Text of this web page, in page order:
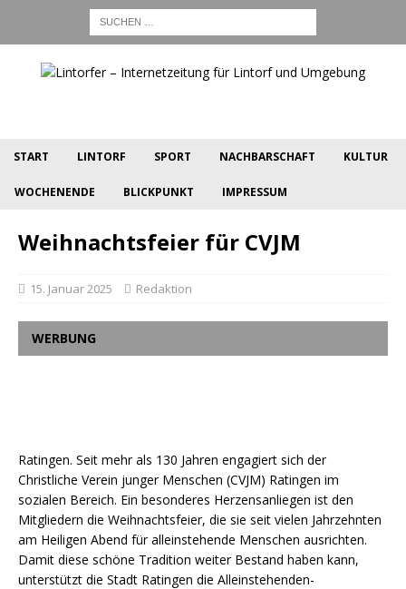
START LINTORF SPORT NACHBARSCHAFT KULTUR
WOCHENENDE BLICKPUNKT IMPRESSUM
Weihnachtsfeier für CVJM
15. Januar 2025 Redaktion
WERBUNG
Ratingen. Seit mehr als 130 Jahren engagiert sich der
Christliche Verein junger Menschen (CVJM) Ratingen im
sozialen Bereich. Ein besonderes Herzensanliegen ist den
Mitgliedern die Weihnachtsfeier, die sie seit vielen Jahrzehnten
am Heiligen Abend für alleinstehende Menschen ausrichten.
Damit diese schöne Tradition weiter Bestand haben kann,
unterstützt die Stadt Ratingen die Alleinstehenden-